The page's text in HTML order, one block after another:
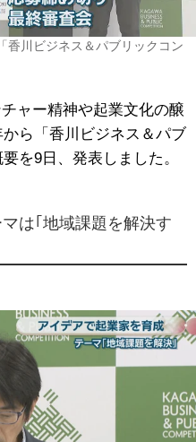
香川ビジネス＆パブリックコン
ャー精神や起業文化の醸
ら「香川ビジネス＆パブ
を9日、発表しました。
は｢地域課題を解決す